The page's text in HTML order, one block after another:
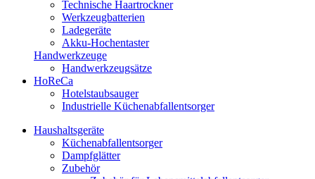
Technische Haartrockner
Werkzeugbatterien
Ladegeräte
Akku-Hochentaster
Handwerkzeuge
Handwerkzeugsätze
HoReCa
Hotelstaubsauger
Industrielle Küchenabfallentsorger
Haushaltsgeräte
Küchenabfallentsorger
Dampfglätter
Zubehör